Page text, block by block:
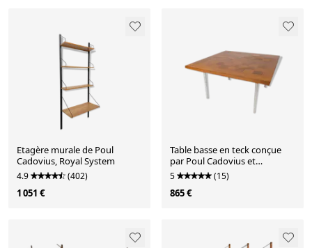
Etagère murale de Poul
Cadovius, Royal System
4.9 (402)
1 051 €
Table basse en teck conçue
par Poul Cadovius et
fabriquée par France & Son à
partir des années 1960.
5 (15)
865 €